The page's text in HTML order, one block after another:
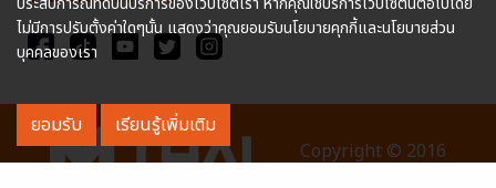
Copyright © 2016
ไม่มีการปรับตั้งค่าใดๆนั้น แสดงว่าคุณยอมรับนโยบายคุกกี้และนโยบายส่วน
บุคคลของเรา
ยอมรับ เรียนรู้เพิ่มเติม